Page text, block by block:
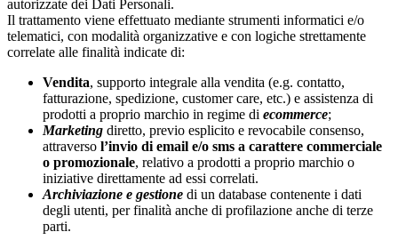
autorizzate dei Dati Personali.
Il trattamento viene effettuato mediante strumenti informatici e/o
telematici, con modalità organizzative e con logiche strettamente
correlate alle finalità indicate di:
Vendita, supporto integrale alla vendita (e.g. contatto,
fatturazione, spedizione, customer care, etc.) e assistenza di
prodotti a proprio marchio in regime di ecommerce;
Marketing diretto, previo esplicito e revocabile consenso,
attraverso l’invio di email e/o sms a carattere commerciale
o promozionale, relativo a prodotti a proprio marchio o
iniziative direttamente ad essi correlati.
Archiviazione e gestione di un database contenente i dati
degli utenti, per finalità anche di profilazione anche di terze
parti.